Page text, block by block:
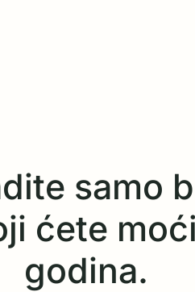
samo
ćete
godina.